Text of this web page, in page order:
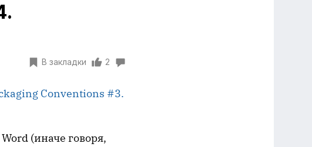
В закладки 2
Conventions #3.
(иначе говоря,